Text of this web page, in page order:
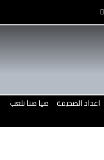
to
اعداد الصحيفة هيا هنا نلعب